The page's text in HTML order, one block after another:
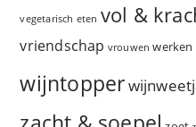
vegetarisch eten vol &
vriendschap vrouwen werken
wijntopper